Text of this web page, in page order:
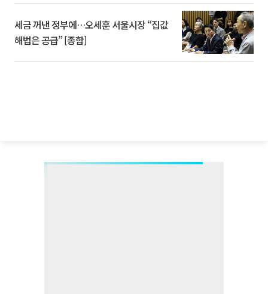
세금 꺼낸 정부에…오세훈 서울시장 “집값
해법은 공급” [종합]